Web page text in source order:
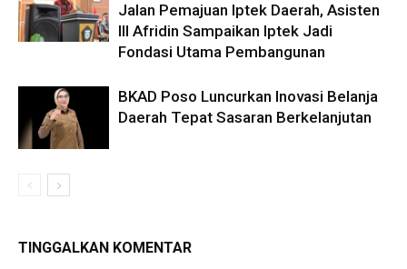
Jalan Pemajuan Iptek Daerah, Asisten
III Afridin Sampaikan Iptek Jadi
Fondasi Utama Pembangunan
BKAD Poso Luncurkan Inovasi Belanja
Daerah Tepat Sasaran Berkelanjutan
TINGGALKAN KOMENTAR